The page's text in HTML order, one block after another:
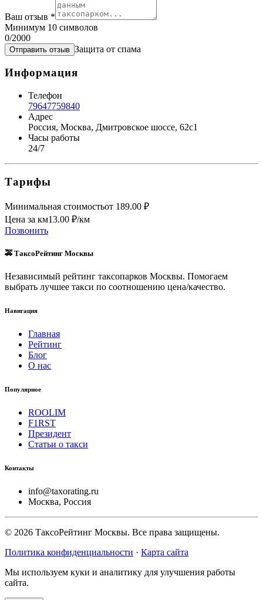
Ваш отзыв *
Минимум 10 символов
0/2000
Отправить отзыв Защита от спама
Информация
Телефон
79647759840
Адрес
Россия, Москва, Дмитровское шоссе, 62с1
Часы работы
24/7
Тарифы
Минимальная стоимостьот 189.00 ₽
Цена за км13.00 ₽/км
Позвонить
🚕 ТаксоРейтинг Москвы
Независимый рейтинг таксопарков Москвы. Помогаем
выбрать лучшее такси по соотношению цена/качество.
Навигация
Главная
Рейтинг
Блог
О нас
Популярное
ROOLIM
F1RST
Президент
Статьи о такси
Контакты
info@taxorating.ru
Москва, Россия
© 2026 ТаксоРейтинг Москвы. Все права защищены.
Политика конфиденциальности · Карта сайта
Мы используем куки и аналитику для улучшения работы
сайта.